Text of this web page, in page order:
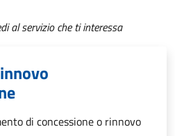
al servizio che ti interessa
di concessione o rinnovo